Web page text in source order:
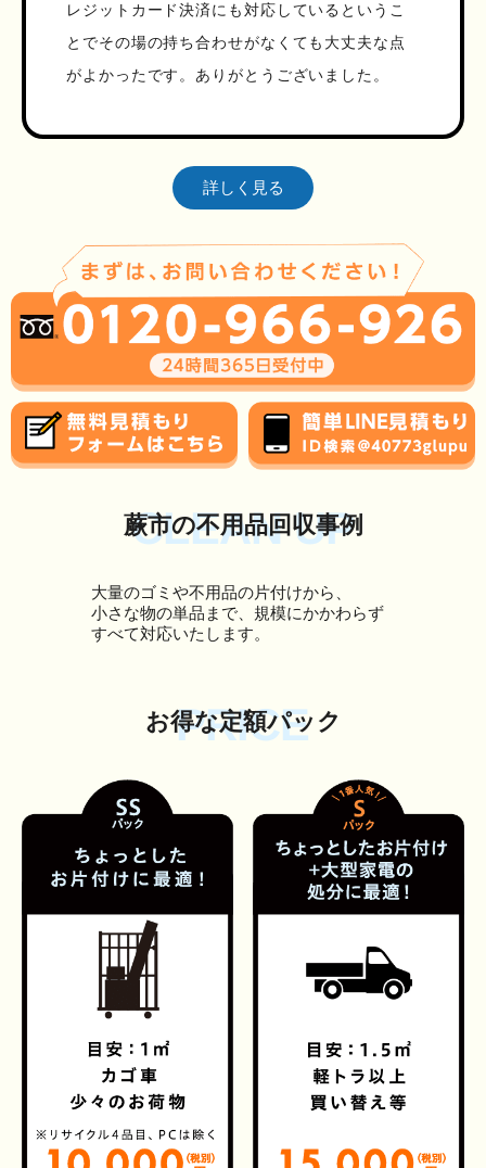
レジットカード決済にも対応しているというこ
とでその場の持ち合わせがなくても大丈夫な点
がよかったです。ありがとうございました。
詳しく見る
CLEAN UP
蕨市の不用品回収事例
大量のゴミや不用品の片付けから、
小さな物の単品まで、規模にかかわらず
すべて対応いたします。
PRICE
お得な定額パック